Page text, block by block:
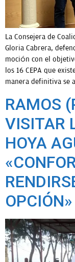
La Consejera de
Gloria Cabrera,
moción con el
los 16 CEPA que
manera definitiva se
RAMOS
VISITAR
HOYA
OPCIÓN»